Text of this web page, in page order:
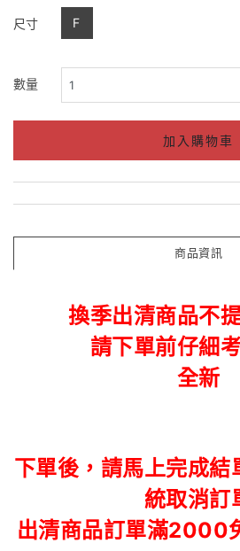
尺寸 F
數量
加入購物車
商品資訊
換季出清商品不
請下單前仔細
全新
下單後，請馬上完成結
統取消訂
出清商品訂單滿2000